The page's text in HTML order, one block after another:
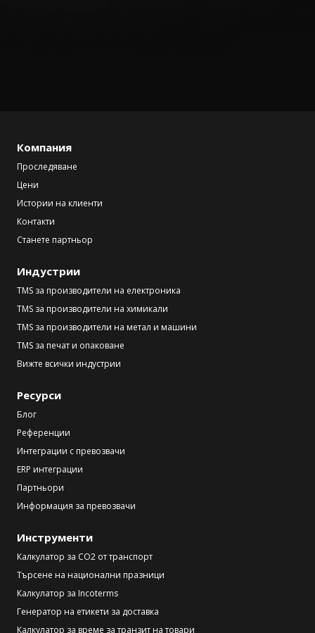
Компания
Проследяване
Цени
Истории на клиенти
Контакти
Станете партньор
Индустрии
TMS за производители на електроника
TMS за производители на химикали
TMS за производители на метал и машини
TMS за печат и опаковане
Вижте всички индустрии
Ресурси
Блог
Референции
Интеграции с превозвачи
ERP интеграции
Партньори
Информация за превозвачи
Инструменти
Калкулатор за CO2 от транспорт
Търсене на национални празници
Калкулатор за Incoterms
Генератор на етикети за доставка
Калкулатор за време за транзит на товари